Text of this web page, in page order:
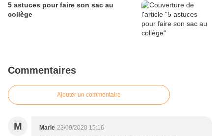
5 astuces pour faire son sac au
collège
Commentaires
Ajouter un commentaire
M Marie 23/09/2020 15:16